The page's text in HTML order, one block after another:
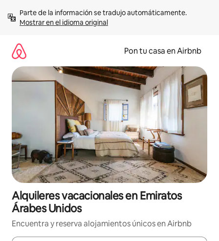
contenidoMostrar en el idioma original
Pon tu casa en Airbnb
Alquileres vacacionales en Emiratos
Árabes Unidos
Encuentra y reserva alojamientos únicos en Airbnb